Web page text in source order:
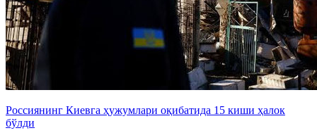
Россиянинг Киевга ҳужумлари оқибатида 15 киши ҳалок
бўлди